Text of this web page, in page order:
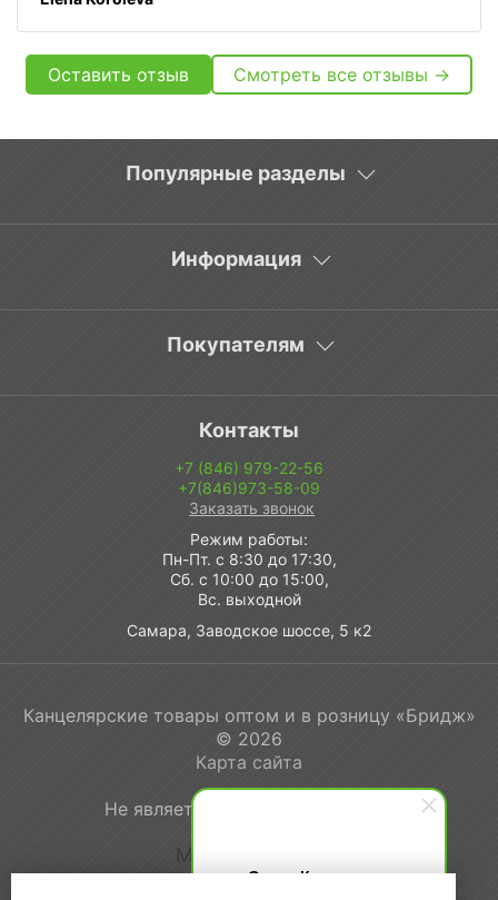
Ольга Кравченко
Оставить отзыв Смотреть все отзывы →
Популярные разделы
Информация
Покупателям
Контакты
+7 (846) 979-22-56
+7(846)973-58-09
Заказать звонок
Режим работы:
Пн-Пт. с 8:30 до 17:30,
Сб. с 10:00 до 15:00,
Вс. выходной
Самара, Заводское шоссе, 5 к2
Канцелярские товары оптом и в розницу «Бридж»
© 2026
Карта сайта
Не является публичной офертой
Мы в соцсетях